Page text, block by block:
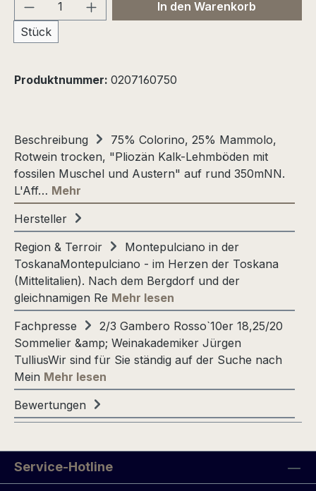
Stück
In den Warenkorb
Produktnummer: 0207160750
Beschreibung
75% Colorino, 25% Mammolo,
Rotwein trocken, "Pliozän Kalk-Lehmböden mit
fossilen Muschel und Austern" auf rund 350mNN.
L'Aff… Mehr
Hersteller
Region & Terroir
Montepulciano in der
ToskanaMontepulciano - im Herzen der Toskana
(Mittelitalien). Nach dem Bergdorf und der
gleichnamigen Re Mehr lesen
Fachpresse
2/3 Gambero Rosso`10er 18,25/20
Sommelier &amp; Weinakademiker Jürgen
TulliusWir sind für Sie ständig auf der Suche nach
Mein Mehr lesen
Bewertungen
Service-Hotline